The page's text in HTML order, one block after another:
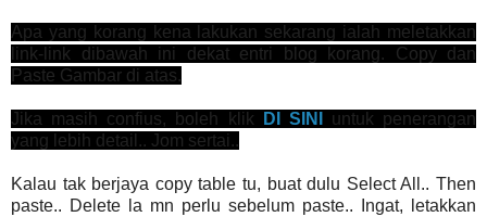
Apa yang korang kena lakukan sekarang ialah meletakkan
link-link dibawah ini dekat entri blog korang. Copy dan
Paste Gambar di atas.
Jika masih confius, boleh klik DI SINI
untuk penerangan
yang lebih detail.. Jom sertai..
Kalau tak berjaya copy table tu, buat dulu Select All.. Then
paste.. Delete la mn perlu sebelum paste.. Ingat, letakkan